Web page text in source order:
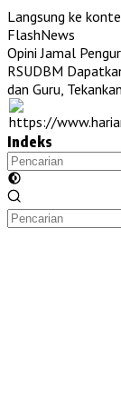
Langsung ke
FlashNews
Opini Jamal
RSUDBM
dan Guru,
Indeks